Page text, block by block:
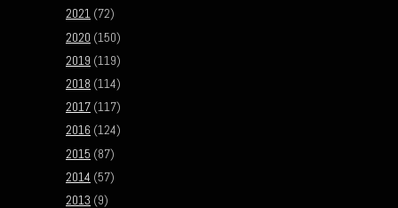
2021 (72)
2020 (150)
2019 (119)
2018 (114)
2017 (117)
2016 (124)
2015 (87)
2014 (57)
2013 (9)